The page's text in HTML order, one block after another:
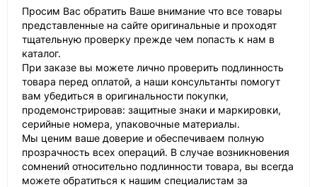
Просим Вас обратить Ваше внимание что все товары
представленные на сайте оригинальные и проходят
тщательную проверку прежде чем попасть к нам в
каталог.
При заказе вы можете лично проверить подлинность
товара перед оплатой, а наши консультанты помогут
вам убедиться в оригинальности покупки,
продемонстрировав: защитные знаки и маркировки,
серийные номера, упаковочные материалы.
Мы ценим ваше доверие и обеспечиваем полную
прозрачность всех операций. В случае возникновения
сомнений относительно подлинности товара, вы всегда
можете обратиться к нашим специалистам за